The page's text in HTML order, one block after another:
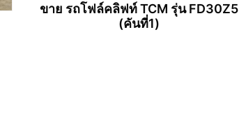
ขาย รถโฟล์คลิฟท์ TCM รุ่น FD30Z5
(คันที่1)